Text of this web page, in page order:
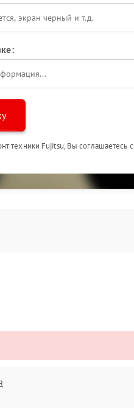
техники Fujitsu, Вы соглашаетесь с